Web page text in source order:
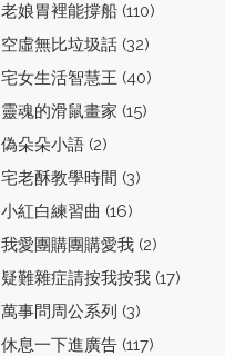
老娘胃裡能撐船 (110)
空虛無比垃圾話 (32)
宅女生活智慧王 (40)
靈魂的滑鼠畫家 (15)
偽朵朵小語 (2)
宅老酥教學時間 (3)
小紅白練習曲 (16)
我愛團購團購愛我 (2)
疑難雜症請按我按我 (17)
萬事問周公系列 (3)
休息一下進廣告 (117)